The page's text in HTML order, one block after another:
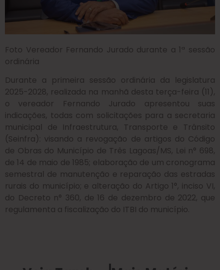
Foto Vereador Fernando Jurado durante a 1ª sessão
ordinária
Durante a primeira sessão ordinária da legislatura
2025-2028, realizada na manhã desta terça-feira (11),
o vereador Fernando Jurado apresentou suas
indicações, todas com solicitações para a secretaria
municipal de Infraestrutura, Transporte e Trânsito
(Seinfra): visando a revogação de artigos do Código
de Obras do Município de Três Lagoas/MS, Lei n° 698,
de 14 de maio de 1985; elaboração de um cronograma
semestral de manutenção e reparação das estradas
rurais do município; e alteração do Artigo 1°, inciso VI,
do Decreto n° 360, de 16 de dezembro de 2022, que
regulamenta a fiscalização do ITBI do município.